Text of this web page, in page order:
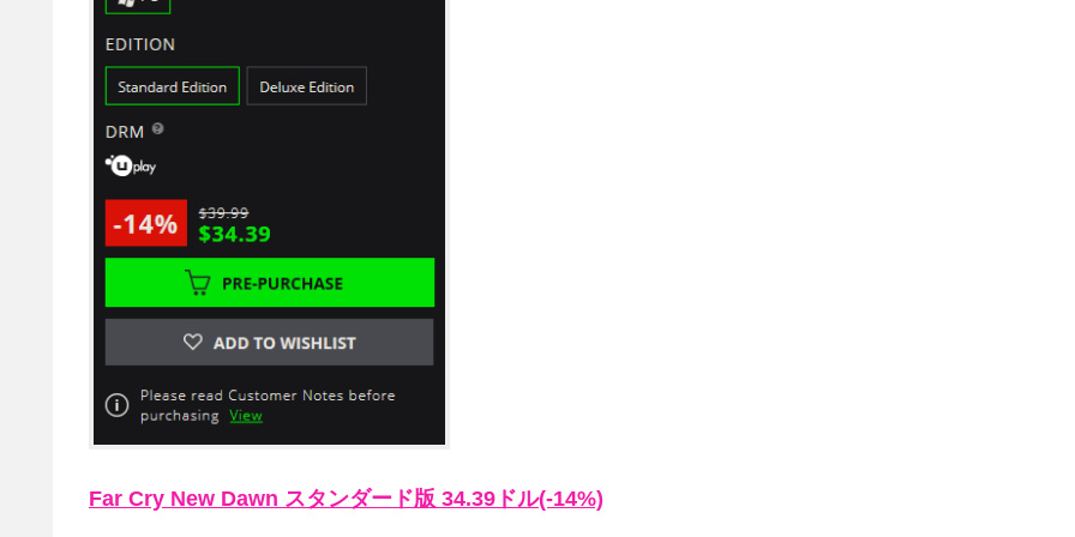
Far Cry New Dawn スタンダード版 34.39ドル(-14%)